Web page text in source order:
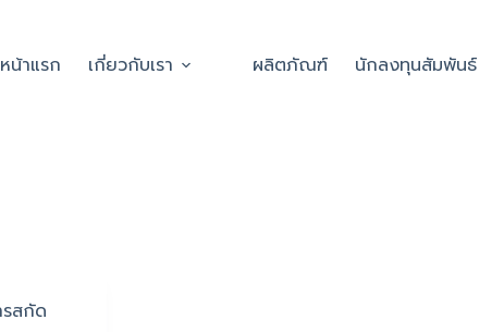
หน้าแรก เกี่ยวกับเรา ผลิตภัณฑ์ นักลงทุนสัมพันธ์
รสกัด